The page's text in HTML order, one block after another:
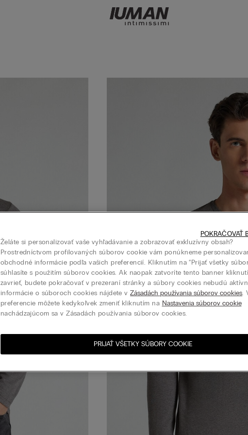
Želáte si personalizovať vaše vyhľadávanie a zobrazovať exkluzívny obsah?
Prostredníctvom profilovaných súborov cookie vám ponúkneme
obchodné informácie podľa vašich preferencií. Kliknutím na “Prijať všetky
súhlasíte s použitím súborov cookies. Ak naopak zatvoríte tento banner
zavrieť, budete pokračovať v prezeraní stránky a súbory cookies nebudú
informácie o súboroch cookies nájdete vZásadách používania súborov cookies.
preferencie môžete kedykoľvek zmeniť kliknutím na Nastavenia súborov cookie
nachádzajúcom sa v Zásadách používania súborov cookies.
PRIJAŤ VŠETKY SÚBORY COOKIE
POKRAČOVAŤ